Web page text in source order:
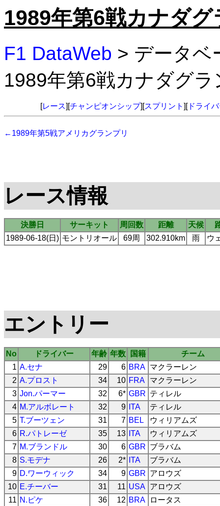
1989年第6戦カナダ
F1 DataWeb > データ
1989年第6戦カナダグ
[レース][チャンピオンシップ][スプリント ][ドライ
←1989年第5戦アメリカグランプリ
レース情報
決勝日 サーキット 周回数 距離 天候
1989-06-18(日) モントリオール 69周 302.910km 雨 ウ
エントリー
No ドライバー 年齢 年数 国籍
チーム
1 A.セナ 29 6 BRA マクラーレン
2 A.プロスト 34 10 FRA
マクラーレン
3 Jon.パーマー 32 6* GBR ティレル
4 M.アルボレート 32 9 ITA
ティレル
5 T.ブーツェン 31 7 BEL
ウィリアムズ
6 R.パトレーゼ 35 13 ITA
ウィリアムズ
7 M.ブランドル 30 6 GBR ブラバム
8 S.モデナ 26 2* ITA
ブラバム
9 D.ワーウィック 34 9 GBR アロウズ
10 E.チーバー 31 11 USA アロウズ
11 N.ピケ 36 12 BRA
ロータス